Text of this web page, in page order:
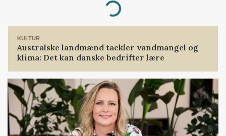
Loading...
KULTUR
Australske landmænd tackler vandmangel og
klima: Det kan danske bedrifter lære